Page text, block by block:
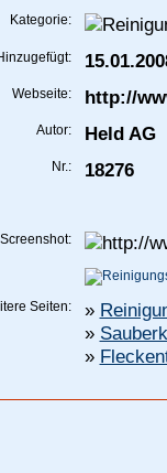
Kategorie:
Webseite: http://
Autor: Held AG
Nr.: 18276
Screenshot:
Seiten: »
»
»